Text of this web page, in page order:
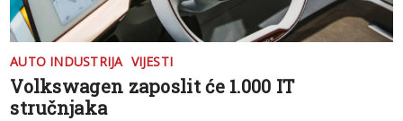
AUTO INDUSTRIJA VIJESTI
Volkswagen zaposlit će 1.000 IT
stručnjaka